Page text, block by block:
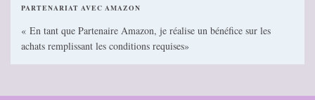
PARTENARIAT AVEC AMAZON
« En tant que Partenaire Amazon, je réalise un bénéfice sur les
achats remplissant les conditions requises»